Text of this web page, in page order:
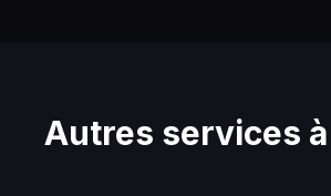
Autres services